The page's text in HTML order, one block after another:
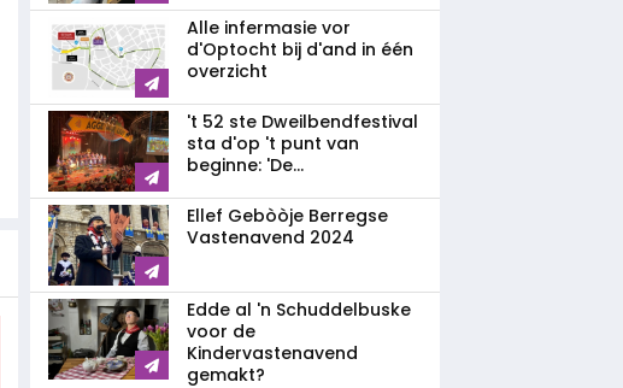
Alle infermasie vor
d'Optocht bij d'and in één
overzicht
't 52 ste Dweilbendfestival
sta d'op 't punt van
beginne: 'De...
Ellef Gebòòje Berregse
Vastenavend 2024
Edde al 'n Schuddelbuske
voor de
Kindervastenavend
gemakt?